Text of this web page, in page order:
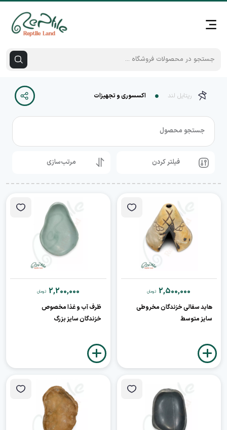
رپتایل لند اکسسوری و تجهیزات
جستجو محصول
فیلتر کردن مرتب‌سازی
2,500,000 تومان
هاید سفالی خزندگان مخروطی
سایز متوسط
2,200,000 تومان
ظرف آب و غذا مخصوص
خزندگان سایز بزرگ